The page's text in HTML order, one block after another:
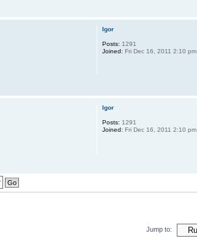
Igor
Posts: 1291
Joined: Fri Dec 16, 2011 2:10 pm
Igor
Posts: 1291
Joined: Fri Dec 16, 2011 2:10 pm
Jump to: